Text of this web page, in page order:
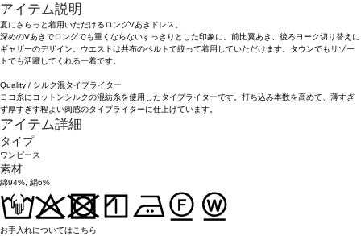
アイテム説明
夏にさらっと着用いただけるロングVあきドレス。
深めのVあきでロングでも重くならないすっきりとした印象に。前比翼あき、後ろヨーク切り替えに
ギャザーのデザイン。ウエストは共布のベルトで絞って着用していただけます。タウンでもリゾー
トでも活躍してくれる一着です。
Quality / シルク混タイプライター
ヨコ糸にコットンシルクの混紡糸を使用したタイプライターです。打ち込み本数を高めて、薄すぎ
ず厚すぎず程よい肉感のタイプライターに仕上げています。
アイテム詳細
タイプ
ワンピース
素材
綿94%, 絹6%
お手入れについてはこちら